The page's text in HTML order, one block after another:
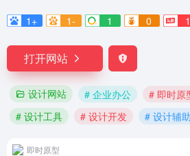
1+
1- 1 0 1
打开网站
设计网站 # 企业办公 # 即时原
# 设计工具
# 设计开发 # 设计辅助
即时原型